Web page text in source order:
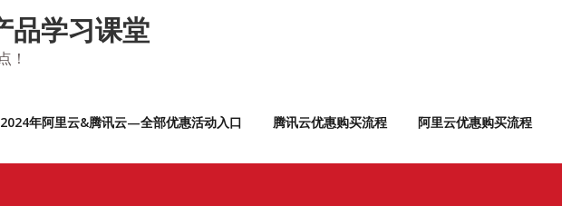
品学习课堂
！
2024年阿里云&腾讯云—全部优惠活动入口 腾讯云优惠购买流程 阿里云优惠购买流程